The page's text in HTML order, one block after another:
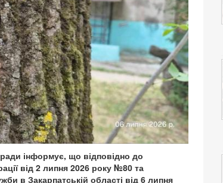
інформує, що відповідно до
від 2 липня 2026 року №80 та
в Закарпатській області від 6 липня